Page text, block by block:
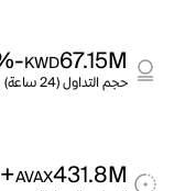
67.15M
KWD
-35.65%
حجم التداول (24 ساعة)
431.8M
AVAX
+60.32%